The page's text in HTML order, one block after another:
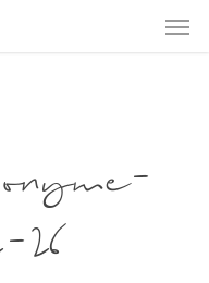
26